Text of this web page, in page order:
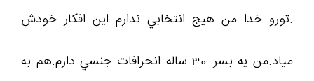
.تورو خدا من هيج انتخابي ندارم اين افكار خودش
مياد.من يه بسر ٣٠ ساله انحرافات جنسي دارم.هم به